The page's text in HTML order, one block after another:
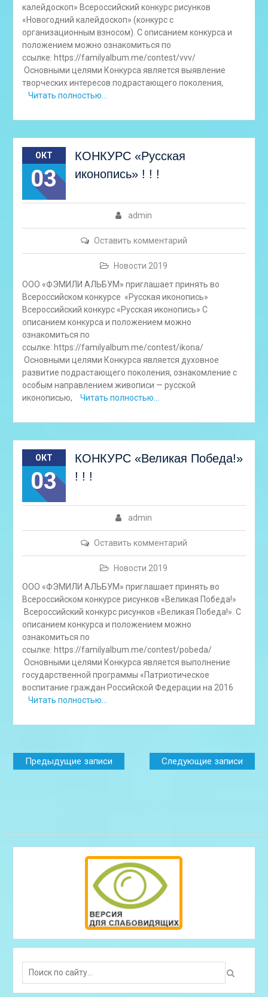
калейдоскоп» Всероссийский конкурс рисунков
«Новогодний калейдоскоп» (конкурс с
организационным взносом). С описанием конкурса и
положением можно ознакомиться по
ссылке: https://familyalbum.me/contest/vvv/
Основными целями Конкурса является выявление
творческих интересов подрастающего поколения,
Читать полностью…
ОКТ
03
КОНКУРС «Русская
иконопись» ! ! !
admin
Оставить комментарий
Новости 2019
ООО «ФЭМИЛИ АЛЬБУМ» приглашает принять во
Всероссийском конкурсе «Русская иконопись»
Всероссийский конкурс «Русская иконопись» С
описанием конкурса и положением можно
ознакомиться по
ссылке: https://familyalbum.me/contest/ikona/
Основными целями Конкурса является духовное
развитие подрастающего поколения, ознакомление с
особым направлением живописи — русской
иконописью,
Читать полностью…
ОКТ
03
КОНКУРС «Великая Победа!»
! ! !
admin
Оставить комментарий
Новости 2019
ООО «ФЭМИЛИ АЛЬБУМ» приглашает принять во
Всероссийском конкурсе рисунков «Великая Победа!»
Всероссийский конкурс рисунков «Великая Победа!». С
описанием конкурса и положением можно
ознакомиться по
ссылке: https://familyalbum.me/contest/pobeda/
Основными целями Конкурса является выполнение
государственной программы «Патриотическое
воспитание граждан Российской Федерации на 2016
Читать полностью…
Навигация
по
Предыдущие записи Следующие записи
Search
for: